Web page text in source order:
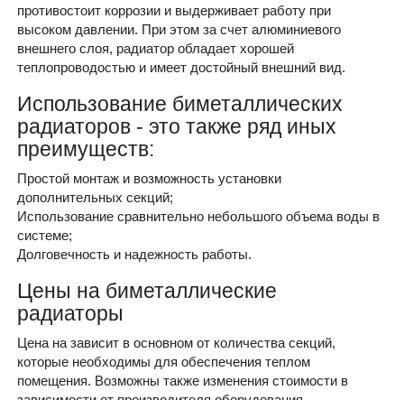
противостоит коррозии и выдерживает работу при
высоком давлении. При этом за счет алюминиевого
внешнего слоя, радиатор обладает хорошей
теплопроводостью и имеет достойный внешний вид.
Использование биметаллических
радиаторов - это также ряд иных
преимуществ:
Простой монтаж и возможность установки
дополнительных секций;
Использование сравнительно небольшого объема воды в
системе;
Долговечность и надежность работы.
Цены на биметаллические
радиаторы
Цена на зависит в основном от количества секций,
которые необходимы для обеспечения теплом
помещения. Возможны также изменения стоимости в